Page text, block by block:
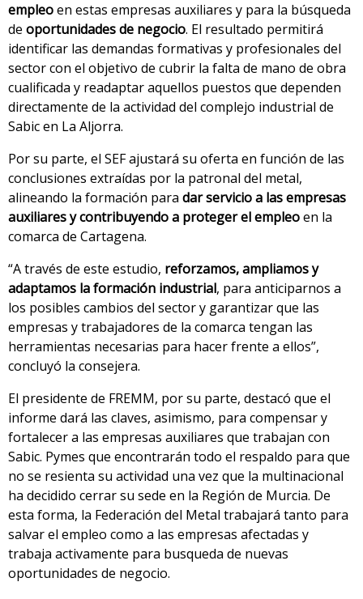
empleoen estas empresas auxiliares y para la búsqueda
de oportunidades de negocio. El resultado permitirá
identificar las demandas formativas y profesionales del
sector con el objetivo de cubrir la falta de mano de obra
cualificada y readaptar aquellos puestos que dependen
directamente de la actividad del complejo industrial de
Sabic en La Aljorra.
Por su parte, el SEF ajustará su oferta en función de las
conclusiones extraídas por la patronal del metal,
alineando la formación para dar servicio a las empresas
auxiliares y contribuyendo a proteger el empleoen la
comarca de Cartagena.
“A través de este estudio, reforzamos, ampliamos y
adaptamos la formación industrial, para anticiparnos a
los posibles cambios del sector y garantizar que las
empresas y trabajadores de la comarca tengan las
herramientas necesarias para hacer frente a ellos”,
concluyó la consejera.
El presidente de FREMM, por su parte, destacó que el
informe dará las claves, asimismo, para compensar y
fortalecer a las empresas auxiliares que trabajan con
Sabic. Pymes que encontrarán todo el respaldo para que
no se resienta su actividad una vez que la multinacional
ha decidido cerrar su sede en la Región de Murcia. De
esta forma, la Federación del Metal trabajará tanto para
salvar el empleo como a las empresas afectadas y
trabaja activamente para busqueda de nuevas
oportunidades de negocio.